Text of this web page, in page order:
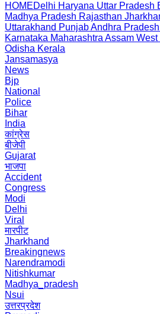
HOMEDelhi Haryana Uttar Pradesh
Madhya Pradesh Rajasthan
Uttarakhand PunjabAndhra Pradesh
Karnataka Maharashtra Assam West
Odisha Kerala
Jansamasya
News
Bjp
National
Police
Bihar
India
कांग्रेस
बीजेपी
Gujarat
भाजपा
Accident
Congress
Modi
Delhi
Viral
मारपीट
Jharkhand
Breakingnews
Narendramodi
Nitishkumar
Madhya_pradesh
Nsui
उत्तरप्रदेश